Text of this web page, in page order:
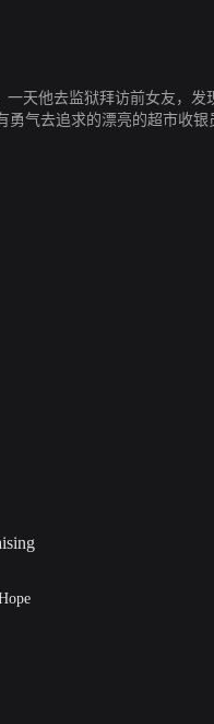
天他去监狱拜访前女友，
勇气去追求的漂亮的超市收银